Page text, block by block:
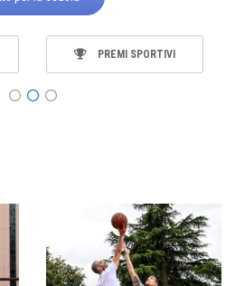
PREMI SPORTIVI